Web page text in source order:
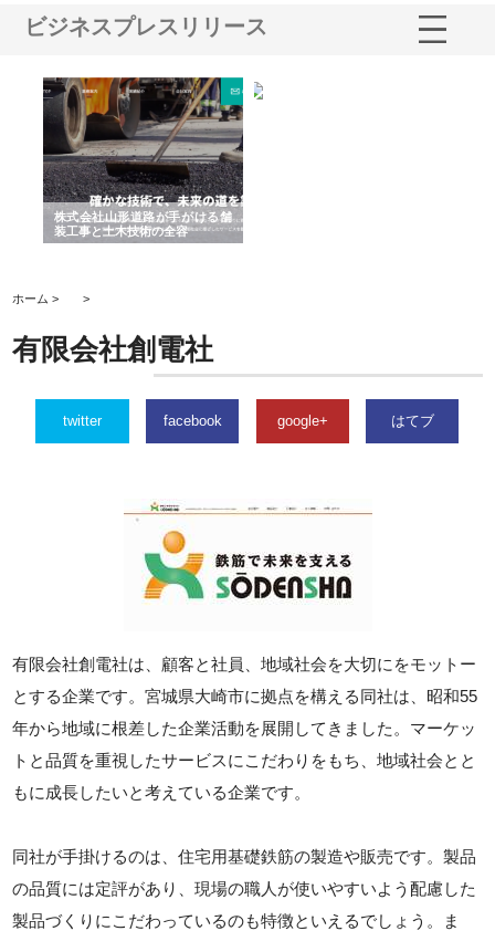
ビジネスプレスリリース
株式会社山形道路が手がける舗
装工事と土木技術の全容
ホーム > >
有限会社創電社
twitter facebook google+ はてブ
有限会社創電社は、顧客と社員、地域社会を大切にをモットー
とする企業です。宮城県大崎市に拠点を構える同社は、昭和55
年から地域に根差した企業活動を展開してきました。マーケッ
トと品質を重視したサービスにこだわりをもち、地域社会とと
もに成長したいと考えている企業です。
同社が手掛けるのは、住宅用基礎鉄筋の製造や販売です。製品
の品質には定評があり、現場の職人が使いやすいよう配慮した
製品づくりにこだわっているのも特徴といえるでしょう。ま